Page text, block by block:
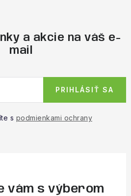
a akcie na váš e-
mail
s podmienkami ochrany
PRIHLÁSIŤ SA
vám s výberom